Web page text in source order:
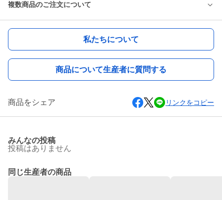
複数商品のご注文について
私たちについて
商品について生産者に質問する
商品をシェア リンクをコピー
みんなの投稿
投稿はありません
同じ生産者の商品